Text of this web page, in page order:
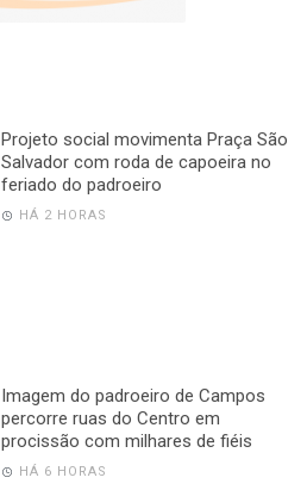
Projeto social movimenta Praça São
Salvador com roda de capoeira no
feriado do padroeiro
HÁ 2 HORAS
Imagem do padroeiro de Campos
percorre ruas do Centro em
procissão com milhares de fiéis
HÁ 6 HORAS